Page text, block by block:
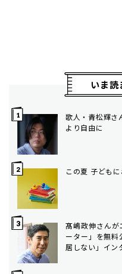
いま
歌人・青松輝さ
より自由に
この夏 子ども
髙嶋政伸さんが
ーター」を無
居しない」イン